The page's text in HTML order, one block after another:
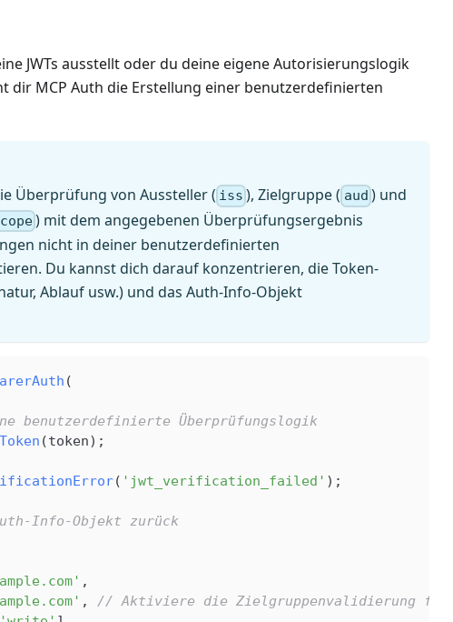
JWTs ausstellt oder du deine eigene Autorisierungslogik
dir MCP Auth die Erstellung einer benutzerdefinierten
Überprüfung von Aussteller ( iss ), Zielgruppe ( aud ) und
) mit dem angegebenen Überprüfungsergebnis
nicht in deiner benutzerdefinierten
Du kannst dich darauf konzentrieren, die Token-
Ablauf usw.) und das Auth-Info-Objekt
(
benutzerdefinierte Überprüfungslogik
(token);
( 'jwt_verification_failed' );
Info-Objekt zurück
,
, // Aktiviere die Zielgruppenvalidierung für